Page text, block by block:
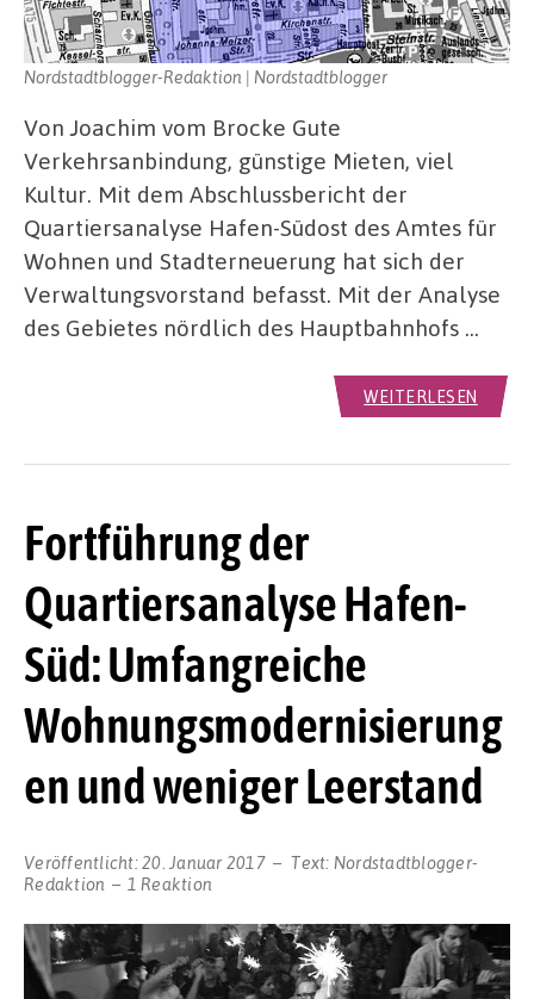
Nordstadtblogger-Redaktion | Nordstadtblogger
Von Joachim vom Brocke Gute
Verkehrsanbindung, günstige Mieten, viel
Kultur. Mit dem Abschlussbericht der
Quartiersanalyse Hafen-Südost des Amtes für
Wohnen und Stadterneuerung hat sich der
Verwaltungsvorstand befasst. Mit der Analyse
des Gebietes nördlich des Hauptbahnhofs …
WEITERLESEN
Fortführung der
Quartiersanalyse Hafen-
Süd: Umfangreiche
Wohnungsmodernisierung
en und weniger Leerstand
Veröffentlicht:20. Januar 2017 Text: Nordstadtblogger-
Redaktion
1 Reaktion